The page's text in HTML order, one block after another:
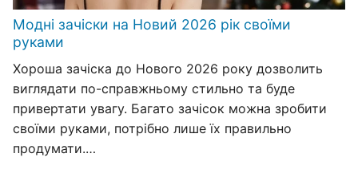
Модні зачіски на Новий 2026 рік своїми
руками
Хороша зачіска до Нового 2026 року дозволить
виглядати по-справжньому стильно та буде
привертати увагу. Багато зачісок можна зробити
своїми руками, потрібно лише їх правильно
продумати.…